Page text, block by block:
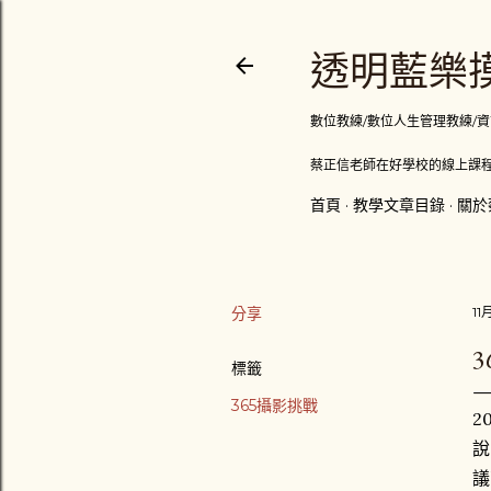
透明藍樂
數位教練/數位人生管理教練/
蔡正信老師在好學校的線上課
首頁 教學文章目錄 關
分享
標籤
365攝影挑戰
11